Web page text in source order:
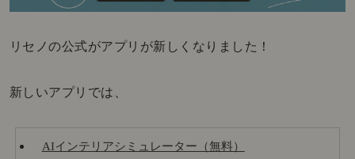
リセノの公式がアプリが新しくなりました！
新しいアプリでは、
AIインテリアシミュレーター（無料）